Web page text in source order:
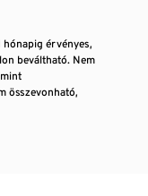
hónapig érvényes,
beváltható. Nem
összevonható,